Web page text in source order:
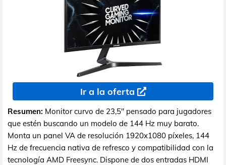
Ir a la oferta
Resumen: Monitor curvo de 23,5" pensado para jugadores
que estén buscando un modelo de 144 Hz muy barato.
Monta un panel VA de resolución 1920x1080 píxeles, 144
Hz de frecuencia nativa de refresco y compatibilidad con la
tecnología AMD Freesync. Dispone de dos entradas HDMI